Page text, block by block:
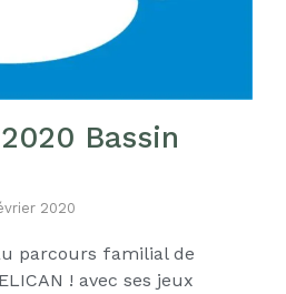
Bassin
2020
parcours familial de
! avec ses jeux